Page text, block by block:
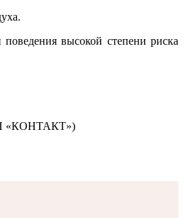
поведения высокой степени риска
«КОНТАКТ»)